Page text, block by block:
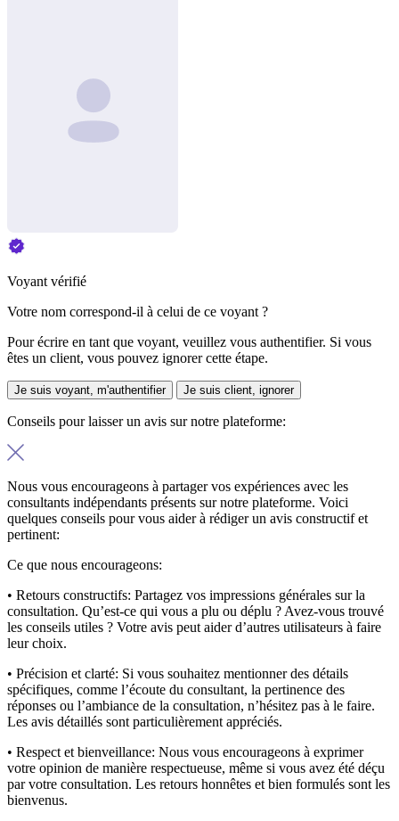
Voyant vérifié
Votre nom correspond-il à celui de ce voyant ?
Pour écrire en tant que voyant, veuillez vous authentifier. Si vous
êtes un client, vous pouvez ignorer cette étape.
Je suis voyant, m'authentifier Je suis client, ignorer
Conseils pour laisser un avis sur notre plateforme:
Nous vous encourageons à partager vos expériences avec les
consultants indépendants présents sur notre plateforme. Voici
quelques conseils pour vous aider à rédiger un avis constructif et
pertinent:
Ce que nous encourageons:
• Retours constructifs: Partagez vos impressions générales sur la
consultation. Qu’est-ce qui vous a plu ou déplu ? Avez-vous trouvé
les conseils utiles ? Votre avis peut aider d’autres utilisateurs à faire
leur choix.
• Précision et clarté: Si vous souhaitez mentionner des détails
spécifiques, comme l’écoute du consultant, la pertinence des
réponses ou l’ambiance de la consultation, n’hésitez pas à le faire.
Les avis détaillés sont particulièrement appréciés.
• Respect et bienveillance: Nous vous encourageons à exprimer
votre opinion de manière respectueuse, même si vous avez été déçu
par votre consultation. Les retours honnêtes et bien formulés sont les
bienvenus.